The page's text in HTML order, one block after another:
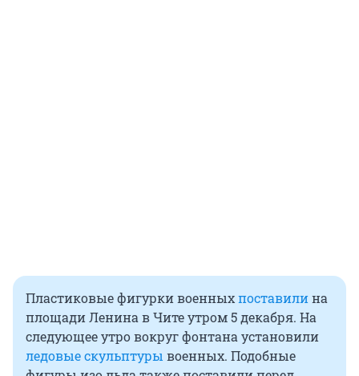
Пластиковые фигурки военныхпоставилина
площади Ленина в Чите утром 5 декабря. На
следующее утро вокруг фонтана установили
ледовые скульптуры военных. Подобные